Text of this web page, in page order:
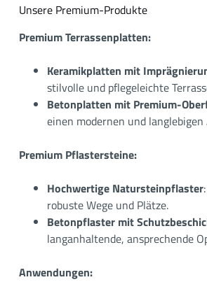
Unsere Premium-Produkte
Premium Terrassenplatten:
Keramikplatten mit
stilvolle und pflegeleichte
Betonplatten mit Premium-
einen modernen und
Premium Pflastersteine:
Hochwertige Natursteinpflaster
robuste Wege und Plätze.
Betonpflaster mit
langanhaltende, ansprechende
Anwendungen: